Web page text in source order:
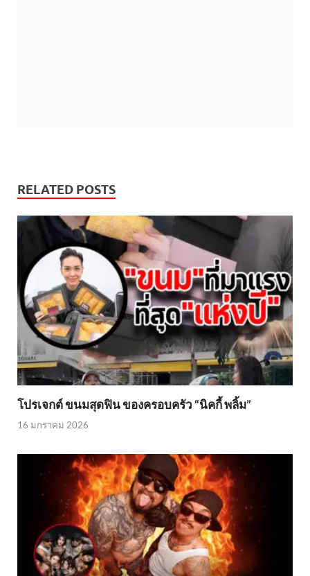
RELATED POSTS
โปรเจกต์ ขนมสุดฟิน ของครอบครัว “นิคกี้ พลิ้ม”
16 มกราคม 2026